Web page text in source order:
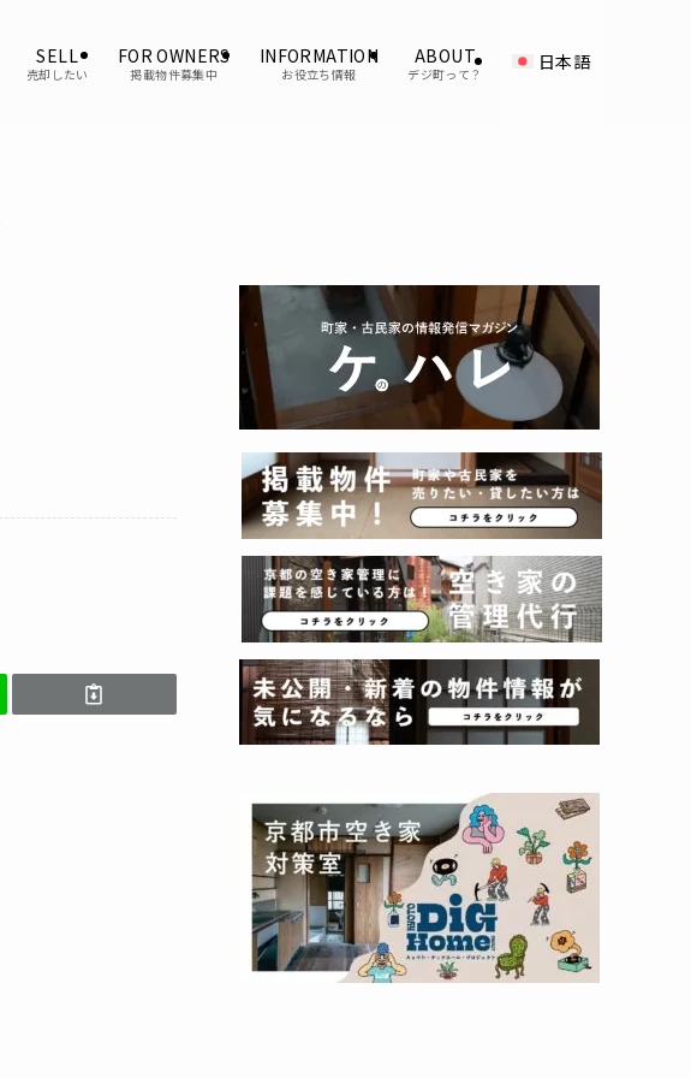
SELL
売却したい
FOR OWNERS
掲載物件募集中
INFORMATION
お役立ち情報
ABOUT
デジ町って？
日本語